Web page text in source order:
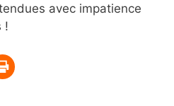
avec impatience
!